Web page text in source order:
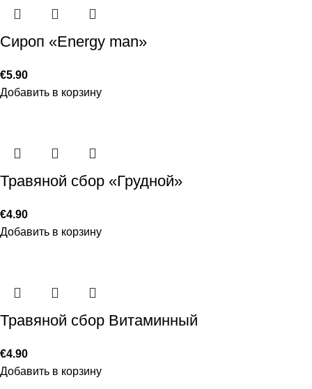
Сироп «Energy man»
€5.90
Добавить в корзину
Травяной сбор «Грудной»
€4.90
Добавить в корзину
Травяной сбор Витаминный
€4.90
Добавить в корзину